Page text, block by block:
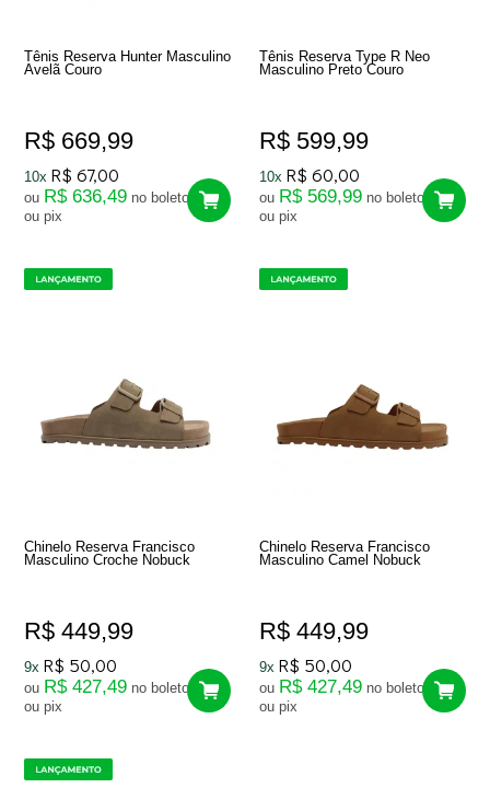
Tênis Reserva Hunter Masculino
Avelã Couro
R$ 669,99
10x R$ 67,00
ou R$ 636,49 no boleto
ou pix
Tênis Reserva Type R Neo
Masculino Preto Couro
R$ 599,99
10x R$ 60,00
ou R$ 569,99 no boleto
ou pix
Chinelo Reserva Francisco
Masculino Croche Nobuck
R$ 449,99
9x R$ 50,00
ou R$ 427,49 no boleto
ou pix
Chinelo Reserva Francisco
Masculino Camel Nobuck
R$ 449,99
9x R$ 50,00
ou R$ 427,49 no boleto
ou pix